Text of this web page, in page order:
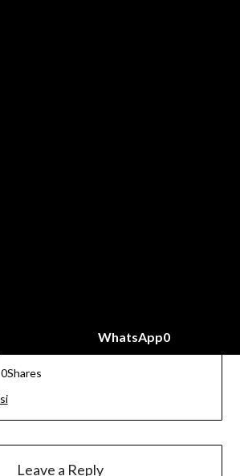
WhatsApp0
0Shares
Leave a Reply